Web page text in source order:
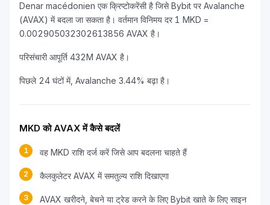
Denar macédonien एक क्रिप्टोकरेंसी है जिसे Bybit पर Avalanche
(AVAX) में बदला जा सकता है। वर्तमान विनिमय दर 1 MKD =
0.002905032302613856 AVAX है।
परिसंचारी आपूर्ति 432M AVAX है।
पिछले 24 घंटों में, Avalanche 3.44% बढ़ा है।
MKD को AVAX में कैसे बदलें
1 वह MKD राशि दर्ज करें जिसे आप बदलना चाहते हैं
2 कैलकुलेटर AVAX में समतुल्य राशि दिखाएगा
3
AVAX खरीदने, बेचने या ट्रेड करने के लिए Bybit खाते के लिए साइन